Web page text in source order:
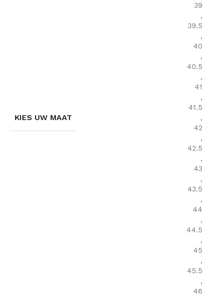
KIES UW MAAT
39
,
39.5
,
40
,
40.5
,
41
,
41.5
,
42
,
42.5
,
43
,
43.5
,
44
,
44.5
,
45
,
45.5
,
46